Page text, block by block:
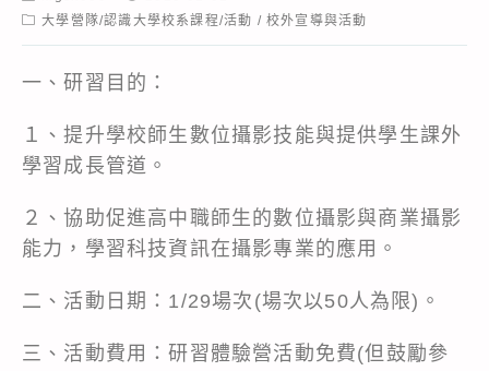
author:
published:
Post大學營隊/認識大學校系課程/活動 / 校外宣導與活動
一、研習目的：
１、提升學校師生數位攝影技能與提供學生課外
學習成長管道。
２、協助促進高中職師生的數位攝影與商業攝影
能力，學習科技資訊在攝影專業的應用。
二、活動日期：1/29場次(場次以50人為限)。
三、活動費用：研習體驗營活動免費(但鼓勵參